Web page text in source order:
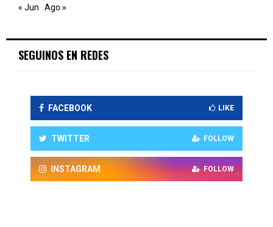
« Jun
Ago »
SEGUINOS EN REDES
FACEBOOK LIKE
TWITTER FOLLOW
INSTAGRAM FOLLOW